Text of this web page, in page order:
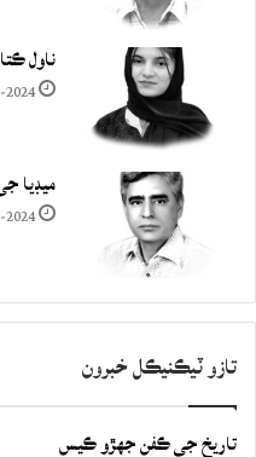
ناول
ميڊيا
تازو ٽيڪنيڪل خبرون
تاريخ جي ڪفن جھڙو ڪيس